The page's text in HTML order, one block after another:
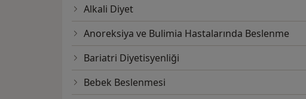
Alkali Diyet
Anoreksiya ve Bulimia Hastalarında Beslenme
Bariatri Diyetisyenliği
Bebek Beslenmesi